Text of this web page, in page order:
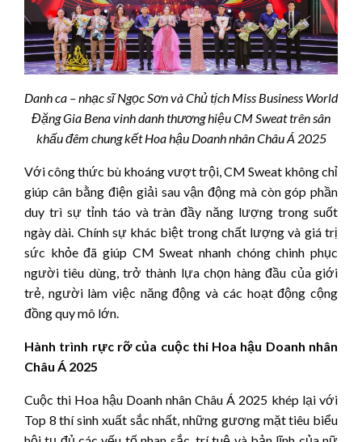
Danh ca – nhạc sĩ Ngọc Sơn và Chủ tịch Miss Business World
Đặng Gia Bena vinh danh thương hiệu CM Sweat trên sân
khấu đêm chung kết Hoa hậu Doanh nhân Châu Á 2025
Với công thức bù khoáng vượt trội, CM Sweat không chỉ
giúp cân bằng điện giải sau vận động mà còn góp phần
duy trì sự tỉnh táo và tràn đầy năng lượng trong suốt
ngày dài. Chính sự khác biệt trong chất lượng và giá trị
sức khỏe đã giúp CM Sweat nhanh chóng chinh phục
người tiêu dùng, trở thành lựa chọn hàng đầu của giới
trẻ, người làm việc năng động và các hoạt động cộng
đồng quy mô lớn.
Hành trình rực rỡ của cuộc thi Hoa hậu Doanh nhân
Châu Á 2025
Cuộc thi Hoa hậu Doanh nhân Châu Á 2025 khép lại với
Top 8 thí sinh xuất sắc nhất, những gương mặt tiêu biểu